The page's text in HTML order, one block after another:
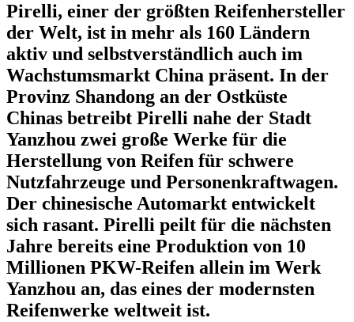
Pirelli, einer der größten Reifenhersteller
der Welt, ist in mehr als 160 Ländern
aktiv und selbstverständlich auch im
Wachstumsmarkt China präsent. In der
Provinz Shandong an der Ostküste
Chinas betreibt Pirelli nahe der Stadt
Yanzhou zwei große Werke für die
Herstellung von Reifen für schwere
Nutzfahrzeuge und Personenkraftwagen.
Der chinesische Automarkt entwickelt
sich rasant. Pirelli peilt für die nächsten
Jahre bereits eine Produktion von 10
Millionen PKW-Reifen allein im Werk
Yanzhou an, das eines der modernsten
Reifenwerke weltweit ist.